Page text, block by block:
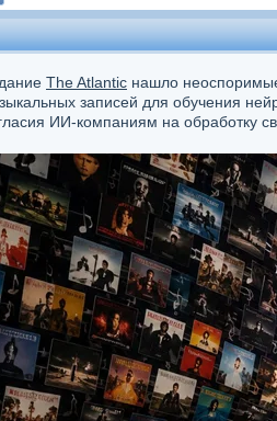
The Atlantic нашло
записей для обучения
ИИ-компаниям на обработку